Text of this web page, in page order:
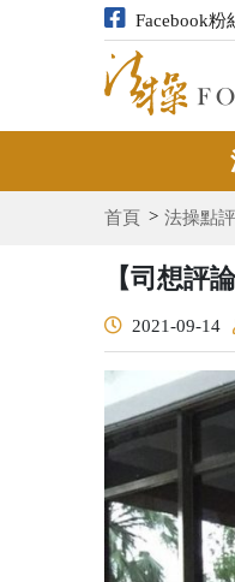
Facebook粉
首頁 法操點評
【司想評
2021-09-14